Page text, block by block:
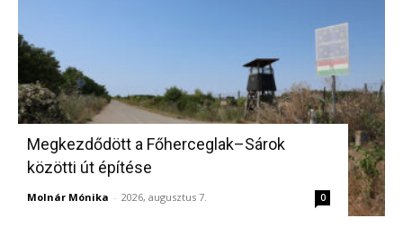
Megkezdődött a Főherceglak–Sárok
közötti út építése
Molnár Mónika - 2026, augusztus 7. 0